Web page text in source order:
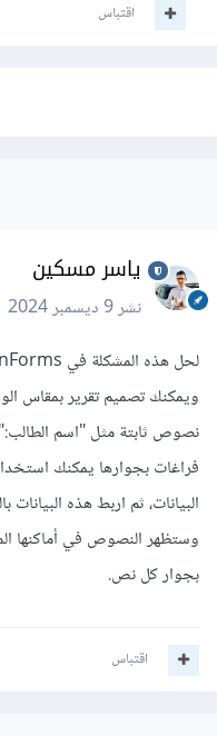
اقتباس
ياسر مسكين
نشر9 ديسمبر 2024
نصوص ثابتة مثل "اسم
البيانات، ثم اربط هذه
وستظهر النصوص في أماكنها
بجوار كل نص.
اقتباس